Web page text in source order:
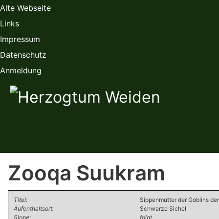
Alte Webseite
Links
Impressum
Datenschutz
Anmeldung
Zooqa Suukram
Titel:
Sippenmutter der Goblins
Aufenthaltsort:
Schwarze Sichel
Sippe:
folgt